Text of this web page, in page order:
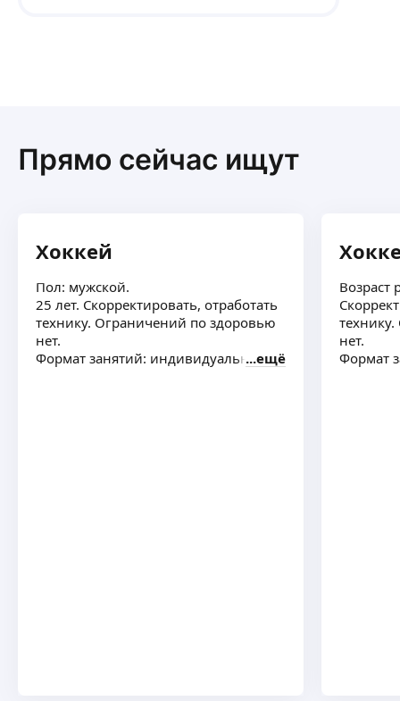
Прямо сейчас ищут
Хоккей
Пол: мужской.
25 лет. Скорректировать, отработать
технику. Ограничений по здоровью
нет.
Формат занятий: индивидуальноещё
Возраст
нет.
Формат